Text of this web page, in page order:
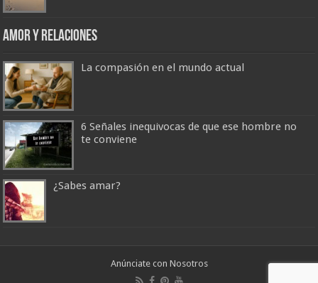
Amor y Relaciones
La compasión en el mundo actual
6 Señales inequivocas de que ese hombre no
te conviene
¿Sabes amar?
Anúnciate con Nosotros